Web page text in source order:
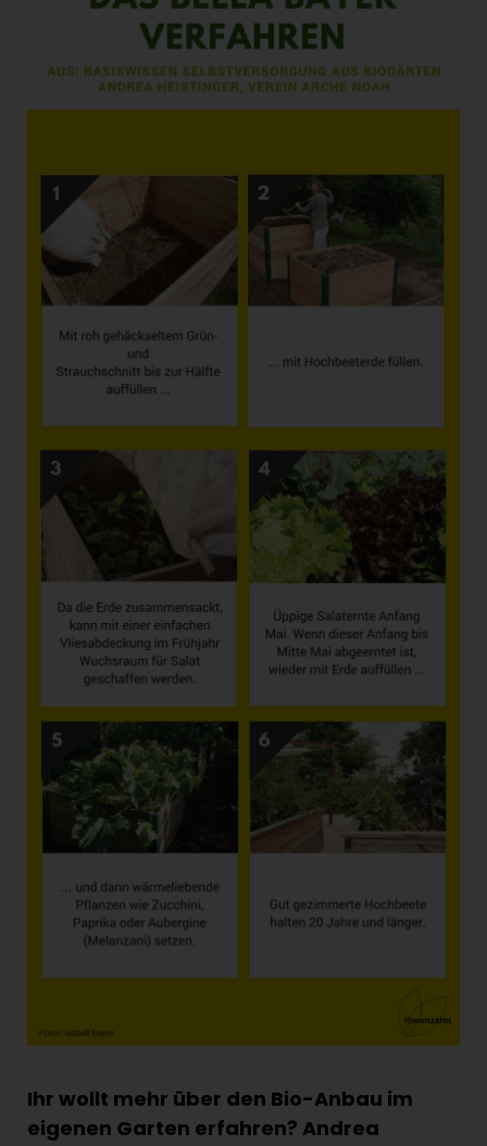
Ihr wollt mehr über den Bio-Anbau im
eigenen Garten erfahren? Andrea